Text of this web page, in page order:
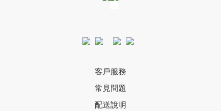
客戶服務
常見問題
配送說明